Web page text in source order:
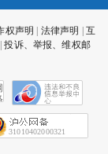
权声明 法律声明
互
投诉、举报、维权邮
31010402000321